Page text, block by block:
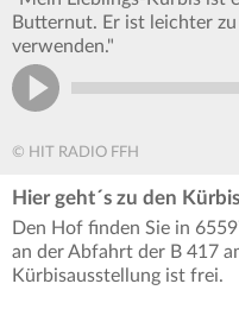
Butternut. Er ist leichter
verwenden."
© HIT RADIO FFH
Hier geht´s zu den
Den Hof finden Sie in
an der Abfahrt der B 417
Kürbisausstellung ist frei.